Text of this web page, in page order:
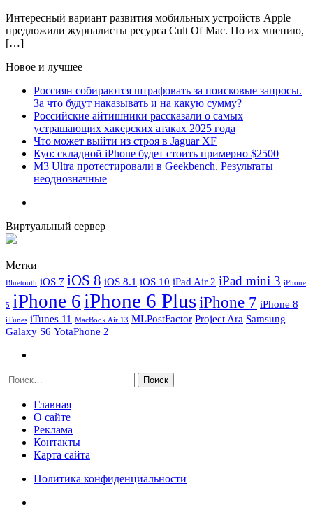
Интересный вариант развития мобильных устройств Apple
предложили журналисты ресурса Cult Of Mac. По их мнению,
[…]
Новое и лучшее
Россиян собираются штрафовать за поисковые запросы.
За что будут наказывать и на какую сумму?
Российские айтишники рассказали о самых
устрашающих хакерских атаках 2025 года
Что может выйти из строя в Jaguar XF
Куо: складной iPhone будет стоить примерно $2500
M3 Ultra протестировали в Geekbench. Результаты
неоднозначные
Виртуальный сервер
Метки
Bluetooth iOS 7 iOS 8 iOS 8.1 iOS 10 iPad Air 2 iPad mini 3 iPhone
5 iPhone 6 iPhone 6 PlusiPhone 7 iPhone 8
iTunes iTunes 11 MacBook Air 13 MLPostFactor Project Ara Samsung
Galaxy S6 YotaPhone 2
Найти:
Главная
О сайте
Реклама
Контакты
Карта сайта
Политика конфиденциальности